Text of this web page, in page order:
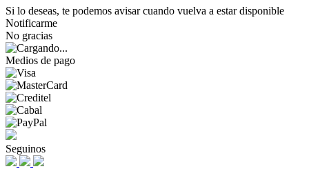
Si lo deseas, te podemos avisar cuando vuelva a estar disponible
Notificarme
No gracias
Medios de pago
Seguinos